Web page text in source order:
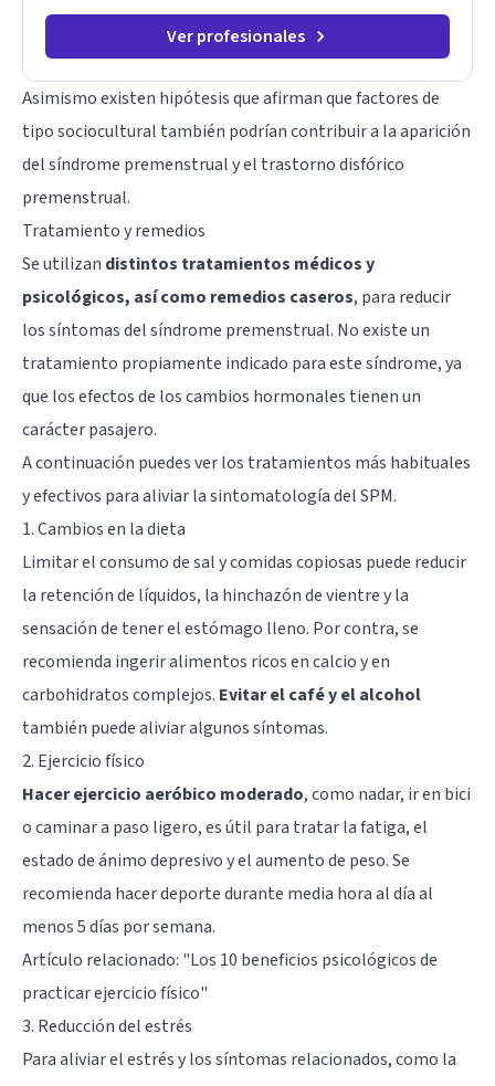
Ver profesionales
Asimismo existen hipótesis que afirman que factores de
tipo sociocultural también podrían contribuir a la aparición
del síndrome premenstrual y el trastorno disfórico
premenstrual.
Tratamiento y remedios
Se utilizan distintos tratamientos médicos y
psicológicos, así como remedios caseros, para reducir
los síntomas del síndrome premenstrual. No existe un
tratamiento propiamente indicado para este síndrome, ya
que los efectos de los cambios hormonales tienen un
carácter pasajero.
A continuación puedes ver los tratamientos más habituales
y efectivos para aliviar la sintomatología del SPM.
1. Cambios en la dieta
Limitar el consumo de sal y comidas copiosas puede reducir
la retención de líquidos, la hinchazón de vientre y la
sensación de tener el estómago lleno. Por contra, se
recomienda ingerir alimentos ricos en calcio y en
carbohidratos complejos. Evitar el café y el alcohol
también puede aliviar algunos síntomas.
2. Ejercicio físico
Hacer ejercicio aeróbico moderado, como nadar, ir en bici
o caminar a paso ligero, es útil para tratar la fatiga, el
estado de ánimo depresivo y el aumento de peso. Se
recomienda hacer deporte durante media hora al día al
menos 5 días por semana.
Artículo relacionado: "Los 10 beneficios psicológicos de
practicar ejercicio físico"
3. Reducción del estrés
Para aliviar el estrés y los síntomas relacionados, como la